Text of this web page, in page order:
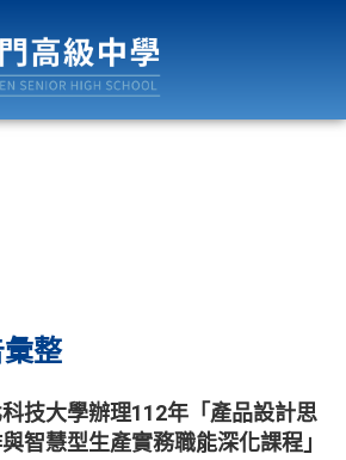
整
科技大學辦理112年「產品設計思
智慧型生產實務職能深化課程」